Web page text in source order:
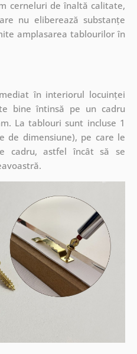
cerneluri de înaltă calitate,
nu eliberează substanțe
amplasarea tablourilor în
în interiorul locuinței
bine întinsă pe un cadru
La tablouri sunt incluse 1
de dimensiune), pe care le
cadru, astfel încât să se